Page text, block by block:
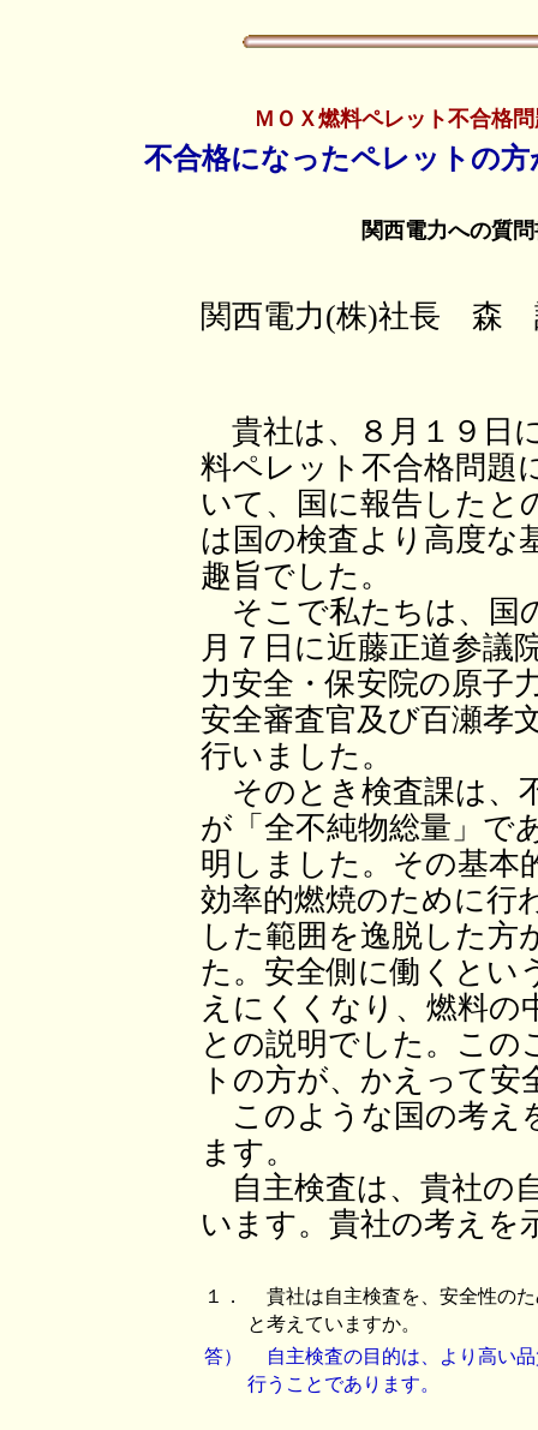
ＭＯＸ燃料ペレット不合格
不合格になったペレットの
関西電力への質
関西電力(株)社長
貴社は、８月１９日
料ペレット不合格問題
いて、国に報告したと
は国の検査より高度な
趣旨でした。
そこで私たちは、国
月７日に近藤正道参議
力安全・保安院の原子
安全審査官及び百瀬孝
行いました。
そのとき検査課は、
が「全不純物総量」で
明しました。その基本
効率的燃焼のために行
した範囲を逸脱した方
た。安全側に働くとい
えにくくなり、燃料の
との説明でした。この
トの方が、かえって
このような国の考え
ます。
自主検査は、貴社の
います。貴社の考えを
１．
貴社は自主検査を、安全性の
と考えていますか。
答）
自主検査の目的は、より高い
行うことであります。